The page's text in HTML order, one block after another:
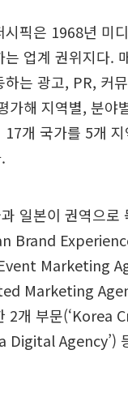
시픽은 1968년 미
는 업계 권위지다.
는 광고, PR, 커
가해 지역별, 분야
17개 국가를 5개
일본이 권역으로
Brand
Marketing
Marketing
2개 부문(‘Korea
Digital Agency’)